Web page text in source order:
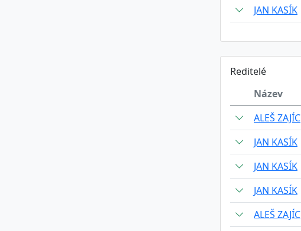
JAN KASÍK
Reditelé
Název
ALEŠ ZAJÍC
JAN KASÍK
JAN KASÍK
JAN KASÍK
ALEŠ ZAJÍC